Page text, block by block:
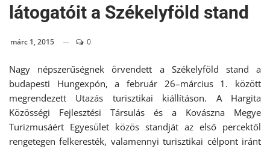
látogatóit a Székelyföld stand
márc 1, 2015 0
Nagy népszerűségnek örvendett a Székelyföld stand a
budapesti Hungexpón, a február 26–március 1. között
megrendezett Utazás turisztikai kiállításon. A Hargita
Közösségi Fejlesztési Társulás és a Kovászna Megye
Turizmusáért Egyesület közös standját az első percektől
rengetegen felkeresték, valamennyi turisztikai célpont iránt